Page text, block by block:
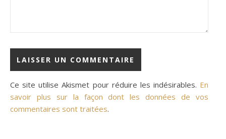
Ce site utilise Akismet pour réduire les indésirables. En
savoir plus sur la façon dont les données de vos
commentaires sont traitées.